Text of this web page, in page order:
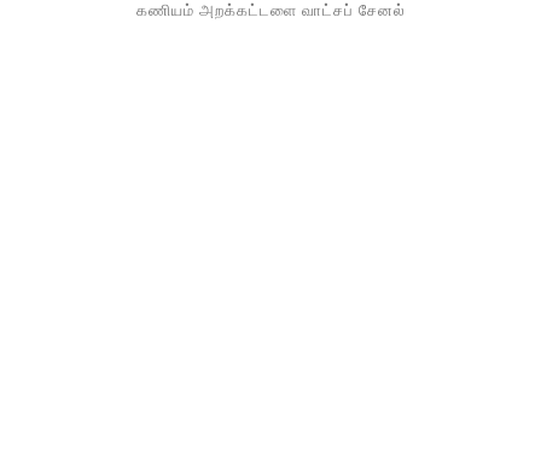
கணியம் அறக்கட்டளை வாட்சப் சேனல்